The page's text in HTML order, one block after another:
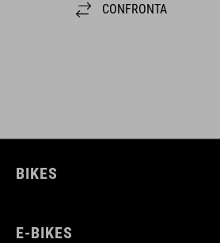
CONFRONTA
BIKES
E-BIKES